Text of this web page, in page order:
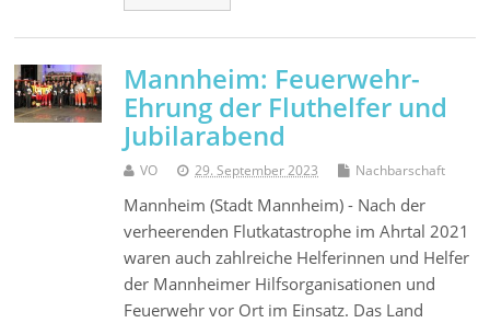
Mannheim: Feuerwehr-
Ehrung der Fluthelfer und
Jubilarabend
VO 29. September 2023 Nachbarschaft
Mannheim (Stadt Mannheim) - Nach der
verheerenden Flutkatastrophe im Ahrtal 2021
waren auch zahlreiche Helferinnen und Helfer
der Mannheimer Hilfsorganisationen und
Feuerwehr vor Ort im Einsatz. Das Land